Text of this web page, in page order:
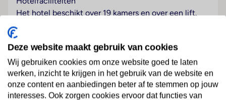
Het hotel beschikt over 19 kamers en over een lift.
Het vriendelijke personeel aan de receptie is graag bij
alle vragen behulpzaam. Via Wi-Fi hebben de gasten
toegang tot het internet. De gasten die met de auto
komen, kunnen in een garage of op de parkeerplaats
parkeren.
Kamers
Lees meer
Deze website maakt gebruik van cookies
Wij gebruiken cookies om onze website goed te laten
werken, inzicht te krijgen in het gebruik van de website en
onze content en aanbiedingen beter af te stemmen op jouw
interesses. Ook zorgen cookies ervoor dat functies van